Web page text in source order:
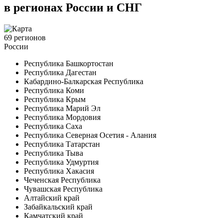
в регионах России и СНГ
69 регионов
России
Республика Башкортостан
Республика Дагестан
Кабардино-Балкарская Республика
Республика Коми
Республика Крым
Республика Марий Эл
Республика Мордовия
Республика Саха
Республика Северная Осетия - Алания
Республика Татарстан
Республика Тыва
Республика Удмуртия
Республика Хакасия
Чеченская Республика
Чувашская Республика
Алтайский край
Забайкальский край
Камчатский край